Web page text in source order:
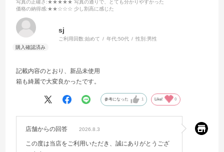
写真の正確さ :★★★★★ 写真の通りで、とても分かりやすかった
価格の納得感:★★☆☆☆ 少し割高に感じた
sj
ご利用回数:始めて 年代:50代 性別:男性
記載内容のとおり、新品未使用
箱も綺麗で大変良かったです。
参考になった 1 Like! 0
店舗からの回答 2026.8.3
この度は当店をご利用いただき、誠にありがとうござ